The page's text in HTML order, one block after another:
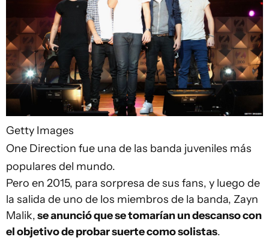
Getty Images
One Direction fue una de las banda juveniles más
populares del mundo.
Pero en 2015, para sorpresa de sus fans, y luego de
la salida de uno de los miembros de la banda, Zayn
Malik,se anunció que se tomarían un descanso con
el objetivo de probar suerte como solistas.